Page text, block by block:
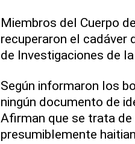
Miembros del Cuerpo de
recuperaron el cadáver
de Investigaciones de
Según informaron los
ningún documento de
Afirman que se trata
presumiblemente